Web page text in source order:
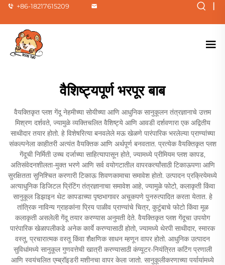
+86-18217615209 |
वैशिष्ट्यपूर्ण भरपूर बाब
वैयक्तिकृत प्लश गेंदू नेहमीच्या सोयीच्या आणि आधुनिक सानुकूलन तंत्रज्ञानाचे उत्तम
मिश्रण दर्शवते, ज्यामुळे व्यक्तिचलित वैशिष्ट्ये आणि आवडी दर्शवणारा एक अद्वितीय
साथीदार तयार होतो. हे विशेषरित्या बनवलेले मऊ खेळणे पारंपारिक भरलेल्या प्राण्यांच्या
संकल्पनेला काहीतरी अत्यंत वैयक्तिक आणि अर्थपूर्ण बनवतात. प्रत्येक वैयक्तिकृत प्लश
गेंदूची निर्मिती उच्च दर्जाच्या साहित्यापासून होते, ज्यामध्ये प्रीमियम प्लश कापड,
अतिसंवेदनशीलता-मुक्त भरणे आणि सर्व वयोगटातील वापरकर्त्यांसाठी टिकाऊपणा आणि
सुरक्षितता सुनिश्चित करणारी टिकाऊ शिवणकामाचा समावेश होतो. उत्पादन प्रक्रियेमध्ये
अत्याधुनिक डिजिटल प्रिंटिंग तंत्रज्ञानाचा समावेश आहे, ज्यामुळे फोटो, कलाकृती किंवा
सानुकूल डिझाइन थेट कापडाच्या पृष्ठभागावर अचूकपणे पुनरुत्पादित करता येतात. हे
तांत्रिक नाविन्य ग्राहकांना प्रिय पाळीव प्राण्यांचे चित्र, कुटुंबाचे फोटो किंवा मूळ
कलाकृती असलेली गेंदू तयार करण्यास अनुमती देते. वैयक्तिकृत प्लश गेंदूचा उपयोग
पारंपारिक खेळापलीकडे अनेक कार्ये करण्यासाठी होतो, ज्यामध्ये थेरपी साथीदार, स्मारक
वस्तू, प्रचारात्मक वस्तू किंवा शैक्षणिक साधन म्हणून वापर होतो. आधुनिक उत्पादन
सुविधांमध्ये सानुकूल गुणवत्तेची खात्री करण्यासाठी कंप्यूटर-नियंत्रित कटिंग प्रणाली
आणि स्वयंचलित एम्ब्रॉइडरी मशीनचा वापर केला जातो. सानुकूलीकरणाच्या पर्यायांमध्ये